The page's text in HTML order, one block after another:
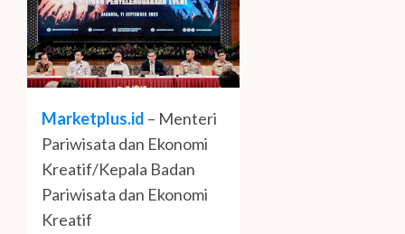
Marketplus.id – Menteri
Pariwisata dan Ekonomi
Kreatif/Kepala Badan
Pariwisata dan Ekonomi
Kreatif